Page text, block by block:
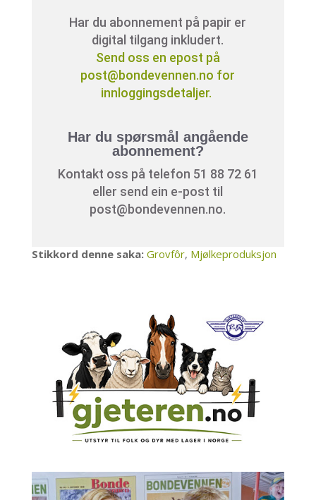
Har du abonnement på papir er
digital tilgang inkludert.
Send oss en epost på
post@bondevennen.no for
innloggingsdetaljer.
Har du spørsmål angående
abonnement?
Kontakt oss på telefon 51 88 72 61
eller send ein e-post til
post@bondevennen.no.
Stikkord denne saka: Grovfôr, Mjølkeproduksjon